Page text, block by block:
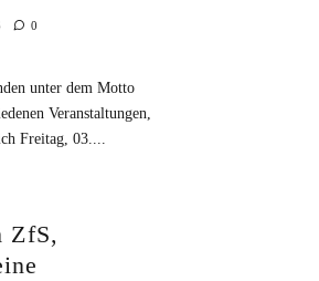
0
unter dem Motto
Veranstaltungen,
Freitag, 03.
ZfS,